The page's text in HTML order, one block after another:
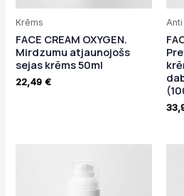
Krēms
FACE CREAM OXYGEN.
Mirdzumu atjaunojošs
sejas krēms 50ml
22,49€